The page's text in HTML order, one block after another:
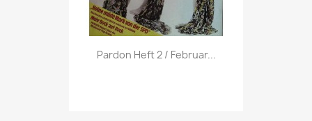
Vorschau
Pardon Heft 2 / Februar...